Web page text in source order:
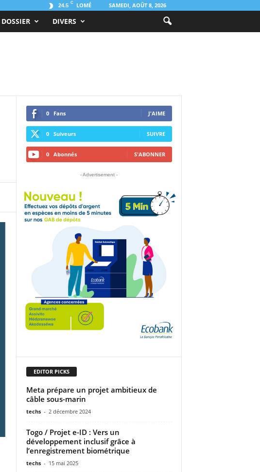
24.5 C LOMÉ SAMEDI, AOÛT 8, 2026
DOSSIER DIVERS
0 Fans J'AIME
0 Suiveurs SUIVRE
0 Abonnés S'ABONNER
- Advertisement -
EDITOR PICKS
Meta prépare un projet ambitieux de
câble sous-marin
techs - 2 décembre 2024
Togo / Projet e-ID : Vers un
développement inclusif grâce à
l’enregistrement biométrique
techs - 15 mai 2025